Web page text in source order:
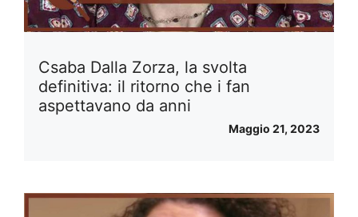
Csaba Dalla Zorza, la svolta
definitiva: il ritorno che i fan
aspettavano da anni
Maggio 21, 2023